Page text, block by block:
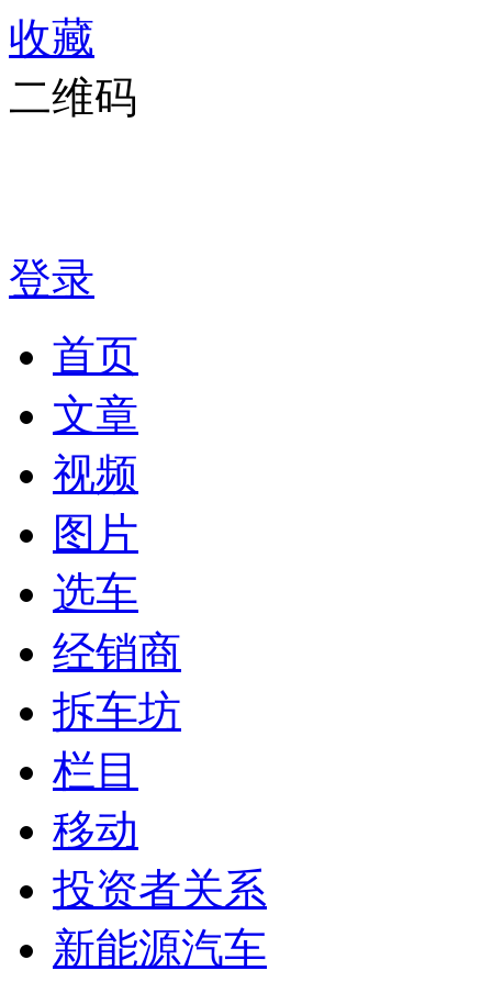
收藏
二维码
登录
首页
文章
视频
图片
选车
经销商
拆车坊
栏目
移动
投资者关系
新能源汽车